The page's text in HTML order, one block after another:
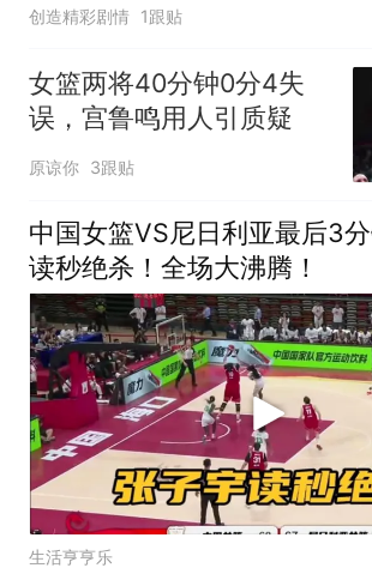
创造精彩剧情 1跟贴
女篮两将40分钟0分4失
误，宫鲁鸣用人引质疑
原谅你 3跟贴
中国女篮VS尼日利亚最后3
读秒绝杀！全场大沸腾！
生活亨亨乐